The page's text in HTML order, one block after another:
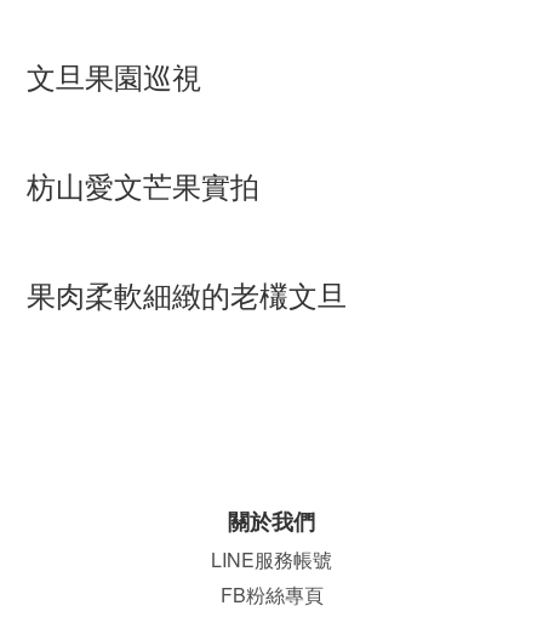
文旦果園巡視
枋山愛文芒果實拍
果肉柔軟細緻的老欉文旦
關於我們
LINE服務帳號
FB粉絲專頁